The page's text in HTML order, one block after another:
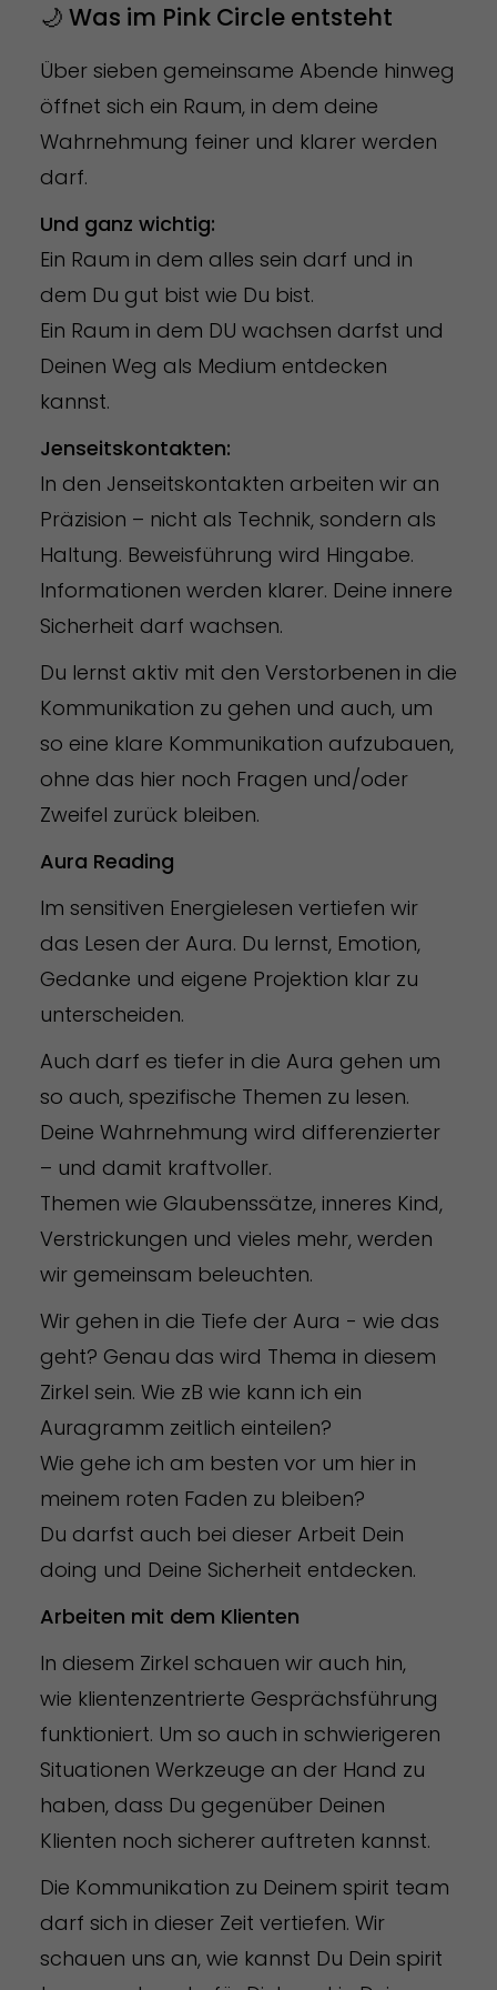
🌙 Was im Pink Circle entsteht
Über sieben gemeinsame Abende hinweg
öffnet sich ein Raum, in dem deine
Wahrnehmung feiner und klarer werden
darf.
Und ganz wichtig:
Ein Raum in dem alles sein darf und in
dem Du gut bist wie Du bist.
Ein Raum in dem DU wachsen darfst und
Deinen Weg als Medium entdecken
kannst.
Jenseitskontakten:
In den Jenseitskontakten arbeiten wir an
Präzision – nicht als Technik, sondern als
Haltung. Beweisführung wird Hingabe.
Informationen werden klarer. Deine innere
Sicherheit darf wachsen.
Du lernst aktiv mit den Verstorbenen in die
Kommunikation zu gehen und auch, um
so eine klare Kommunikation aufzubauen,
ohne das hier noch Fragen und/oder
Zweifel zurück bleiben.
Aura Reading
Im sensitiven Energielesen vertiefen wir
das Lesen der Aura. Du lernst, Emotion,
Gedanke und eigene Projektion klar zu
unterscheiden.
Auch darf es tiefer in die Aura gehen um
so auch, spezifische Themen zu lesen.
Deine Wahrnehmung wird differenzierter
– und damit kraftvoller.
Themen wie Glaubenssätze, inneres Kind,
Verstrickungen und vieles mehr, werden
wir gemeinsam beleuchten.
Wir gehen in die Tiefe der Aura - wie das
geht? Genau das wird Thema in diesem
Zirkel sein. Wie zB wie kann ich ein
Auragramm zeitlich einteilen?
Wie gehe ich am besten vor um hier in
meinem roten Faden zu bleiben?
Du darfst auch bei dieser Arbeit Dein
doing und Deine Sicherheit entdecken.
Arbeiten mit dem Klienten
In diesem Zirkel schauen wir auch hin,
wie klientenzentrierte Gesprächsführung
funktioniert. Um so auch in schwierigeren
Situationen Werkzeuge an der Hand zu
haben, dass Du gegenüber Deinen
Klienten noch sicherer auftreten kannst.
Die Kommunikation zu Deinem spirit team
darf sich in dieser Zeit vertiefen. Wir
schauen uns an, wie kannst Du Dein spirit